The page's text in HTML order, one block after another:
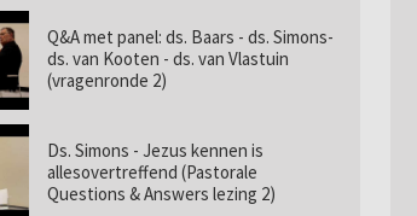
Q&A met panel: ds. Baars - ds. Simons-
ds. van Kooten - ds. van Vlastuin
(vragenronde 2)
Ds. Simons - Jezus kennen is
allesovertreffend (Pastorale
Questions & Answers lezing 2)